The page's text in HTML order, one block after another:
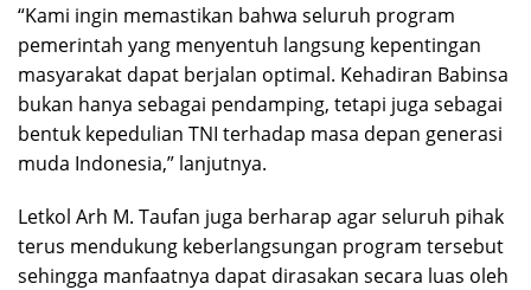
“Kami ingin memastikan bahwa seluruh program
pemerintah yang menyentuh langsung kepentingan
masyarakat dapat berjalan optimal. Kehadiran Babinsa
bukan hanya sebagai pendamping, tetapi juga sebagai
bentuk kepedulian TNI terhadap masa depan generasi
muda Indonesia,” lanjutnya.
Letkol Arh M. Taufan juga berharap agar seluruh pihak
terus mendukung keberlangsungan program tersebut
sehingga manfaatnya dapat dirasakan secara luas oleh